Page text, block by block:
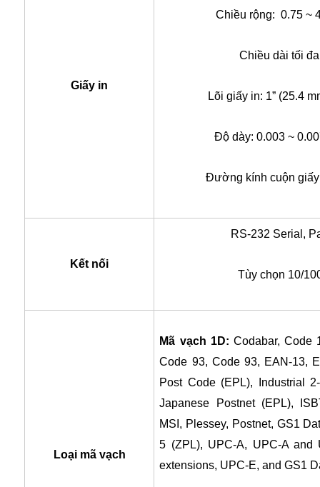
Giấy in
Chiều rộng: 0.75 ~
Chiều dài tối
Lõi giấy in: 1” (25.4
Độ dày: 0.003 ~
Đường kính cuộn giấy
Kết nối
RS-232 Serial,
Tùy chọn 10/
Loại mã vạch
Mã vạch 1D: Codabar, Code
Code 93, Code 93, EAN-13,
Post Code (EPL), Industrial
Japanese Postnet (EPL),
MSI, Plessey, Postnet, GS1
5 (ZPL), UPC-A, UPC-A
extensions, UPC-E, and GS1